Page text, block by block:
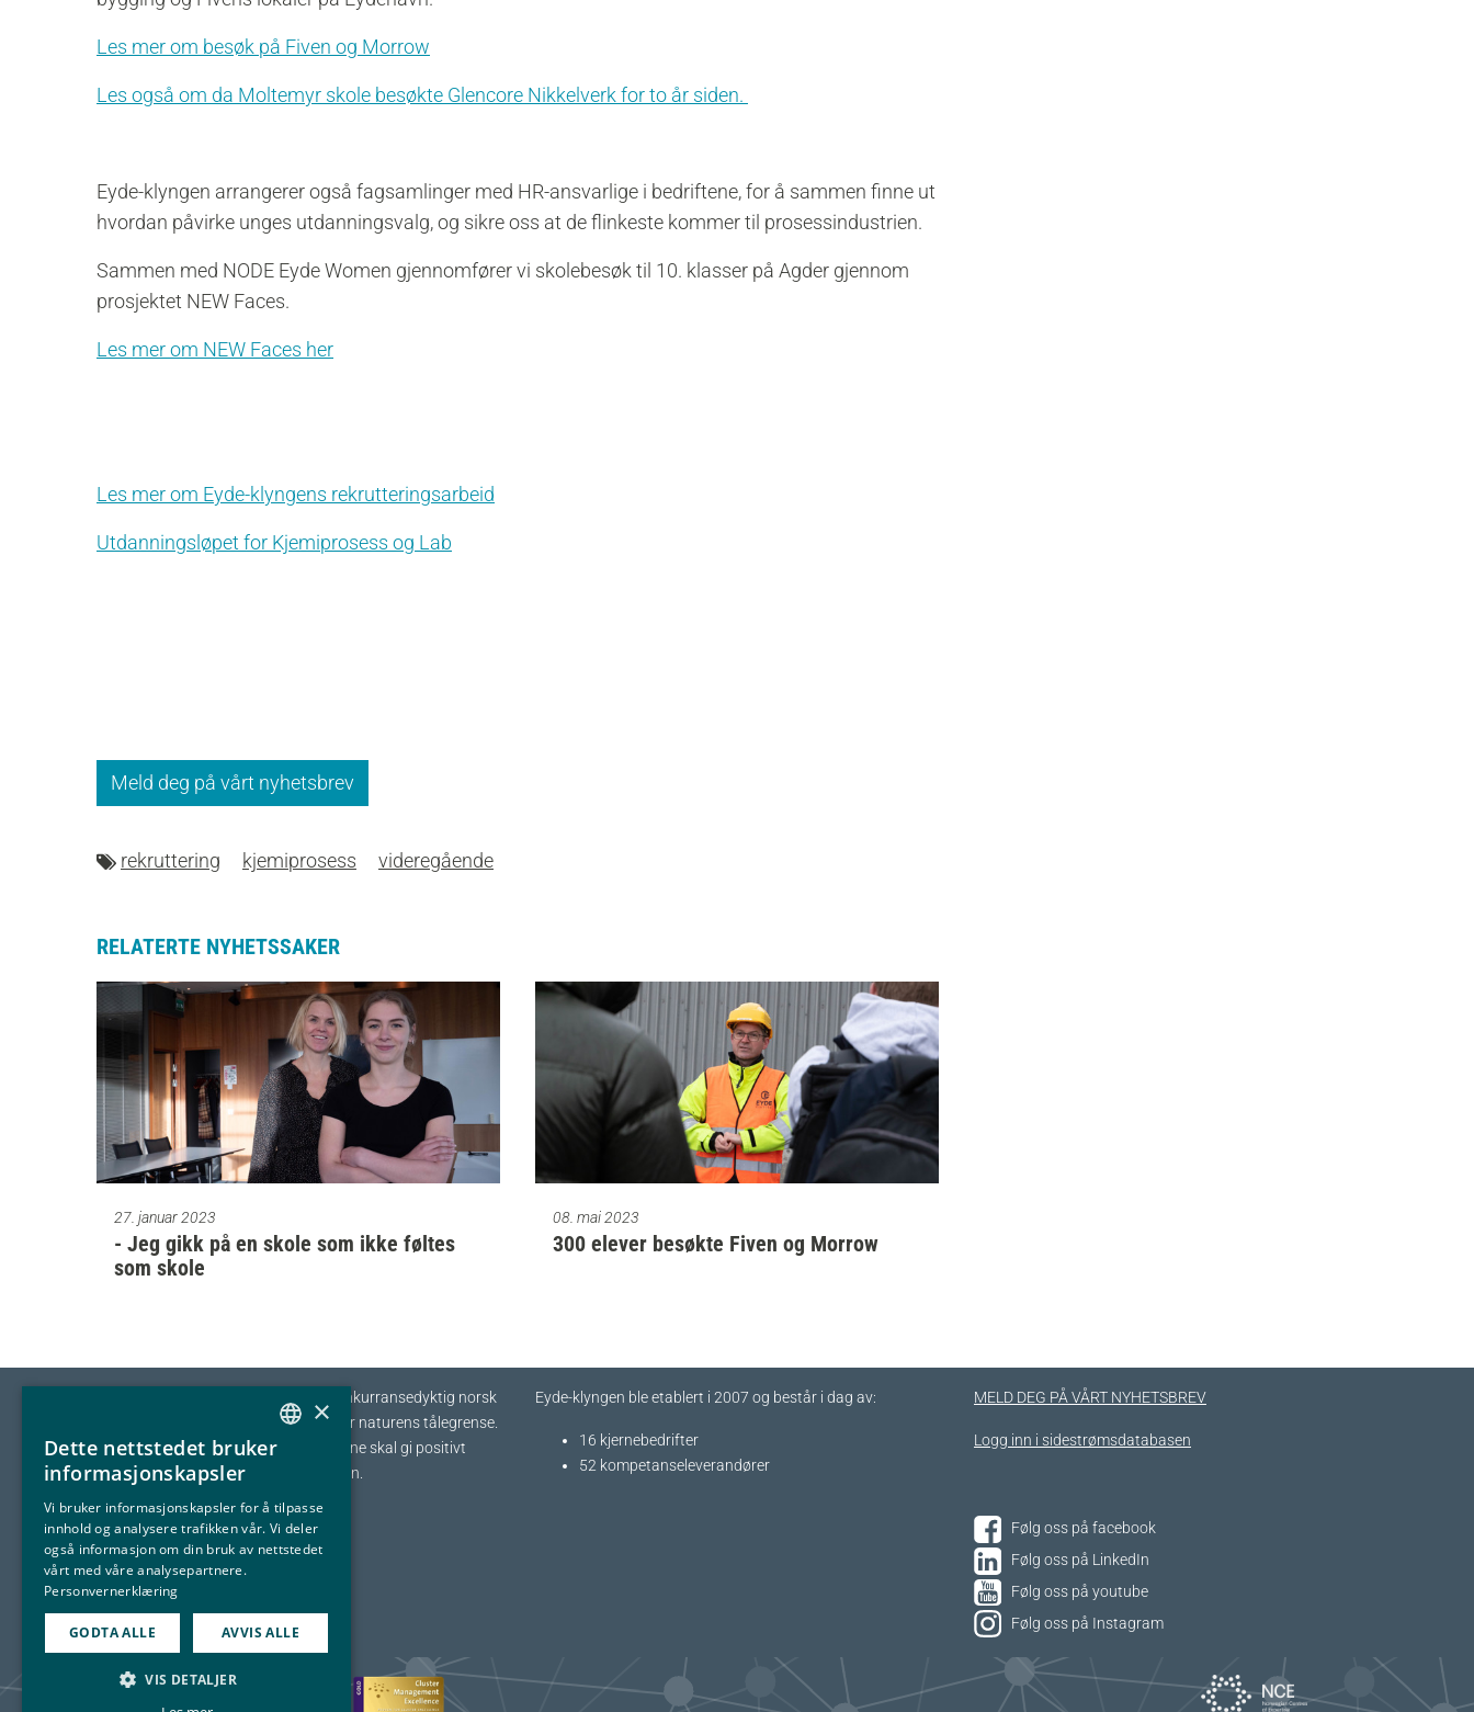
Les mer om besøk på Fiven og Morrow
Les også om da Moltemyr skole besøkte Glencore Nikkelverk for to år siden.
Eyde-klyngen arrangerer også fagsamlinger med HR-ansvarlige i bedriftene, for å sammen finne ut
hvordan påvirke unges utdanningsvalg, og sikre oss at de flinkeste kommer til prosessindustrien.
Sammen med NODE Eyde Women gjennomfører vi skolebesøk til 10. klasser på Agder gjennom
prosjektet NEW Faces.
Les mer om NEW Faces her
Les mer om Eyde-klyngens rekrutteringsarbeid
Utdanningsløpet for Kjemiprosess og Lab
Meld deg på vårt nyhetsbrev
rekruttering kjemiprosess videregående
RELATERTE NYHETSSAKER
27. januar 2023
- Jeg gikk på en skole som ikke føltes
som skole
08. mai 2023
300 elever besøkte Fiven og Morrow
Eyde-klyngen skal sikre tilvekst og konkurransedyktig norsk
prosessindustri som opererer innenfor naturens tålegrense.
I fellesskap streber vi etter at bedriftene skal gi positivt
bidrag tilbake til samfunnet og naturen.
Eyde-klyngen ble etablert i 2007 og består i dag av:
16 kjernebedrifter​
52 kompetanseleverandører
MELD DEG PÅ VÅRT NYHETSBREV
Logg inn i sidestrømsdatabasen
Følg oss på facebook
Følg oss på LinkedIn
Følg oss på youtube
Følg oss på Instagram
NORWEGIAN
×
Dette nettstedet bruker
informasjonskapsler
Vi bruker informasjonskapsler for å tilpasse
innhold og analysere trafikken vår. Vi deler
også informasjon om din bruk av nettstedet
vårt med våre analysepartnere.
Personvernerklæring
GODTA ALLE AVVIS ALLE
VIS DETALJER